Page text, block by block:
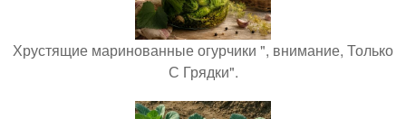
Хрустящие маринованные огурчики ", внимание, Только
С Грядки".